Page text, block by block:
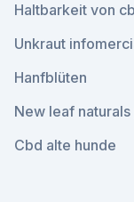
Haltbarkeit von
Unkraut
Hanfblüten
New leaf
Cbd alte hunde